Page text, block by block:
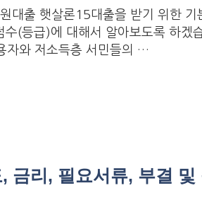
대출 햇살론15대출을 받기 위한 기
(등급)에 대해서 알아보도록 하겠
자와 저소득층 서민들의 …
금리, 필요서류, 부결 및